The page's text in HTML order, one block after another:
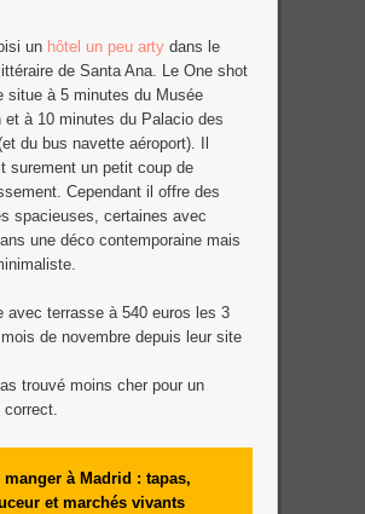
un hôtel un peu artydans le
de Santa Ana. Le One shot
situe à 5 minutes du Musée
et à 10 minutes du Palacio des
du bus navette aéroport). Il
surement un petit coup de
Cependant il offre des
spacieuses, certaines avec
une déco contemporaine mais
avec terrasse à 540 euros les 3
de novembre depuis leur site
trouvé moins cher pour un
correct.
manger à Madrid : tapas,
et marchés vivants